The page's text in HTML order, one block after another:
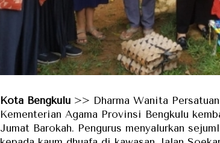
Kota Bengkulu>> Dharma Wanita
Kementerian Agama Provinsi Bengkulu
Jumat Barokah. Pengurus menyalurkan